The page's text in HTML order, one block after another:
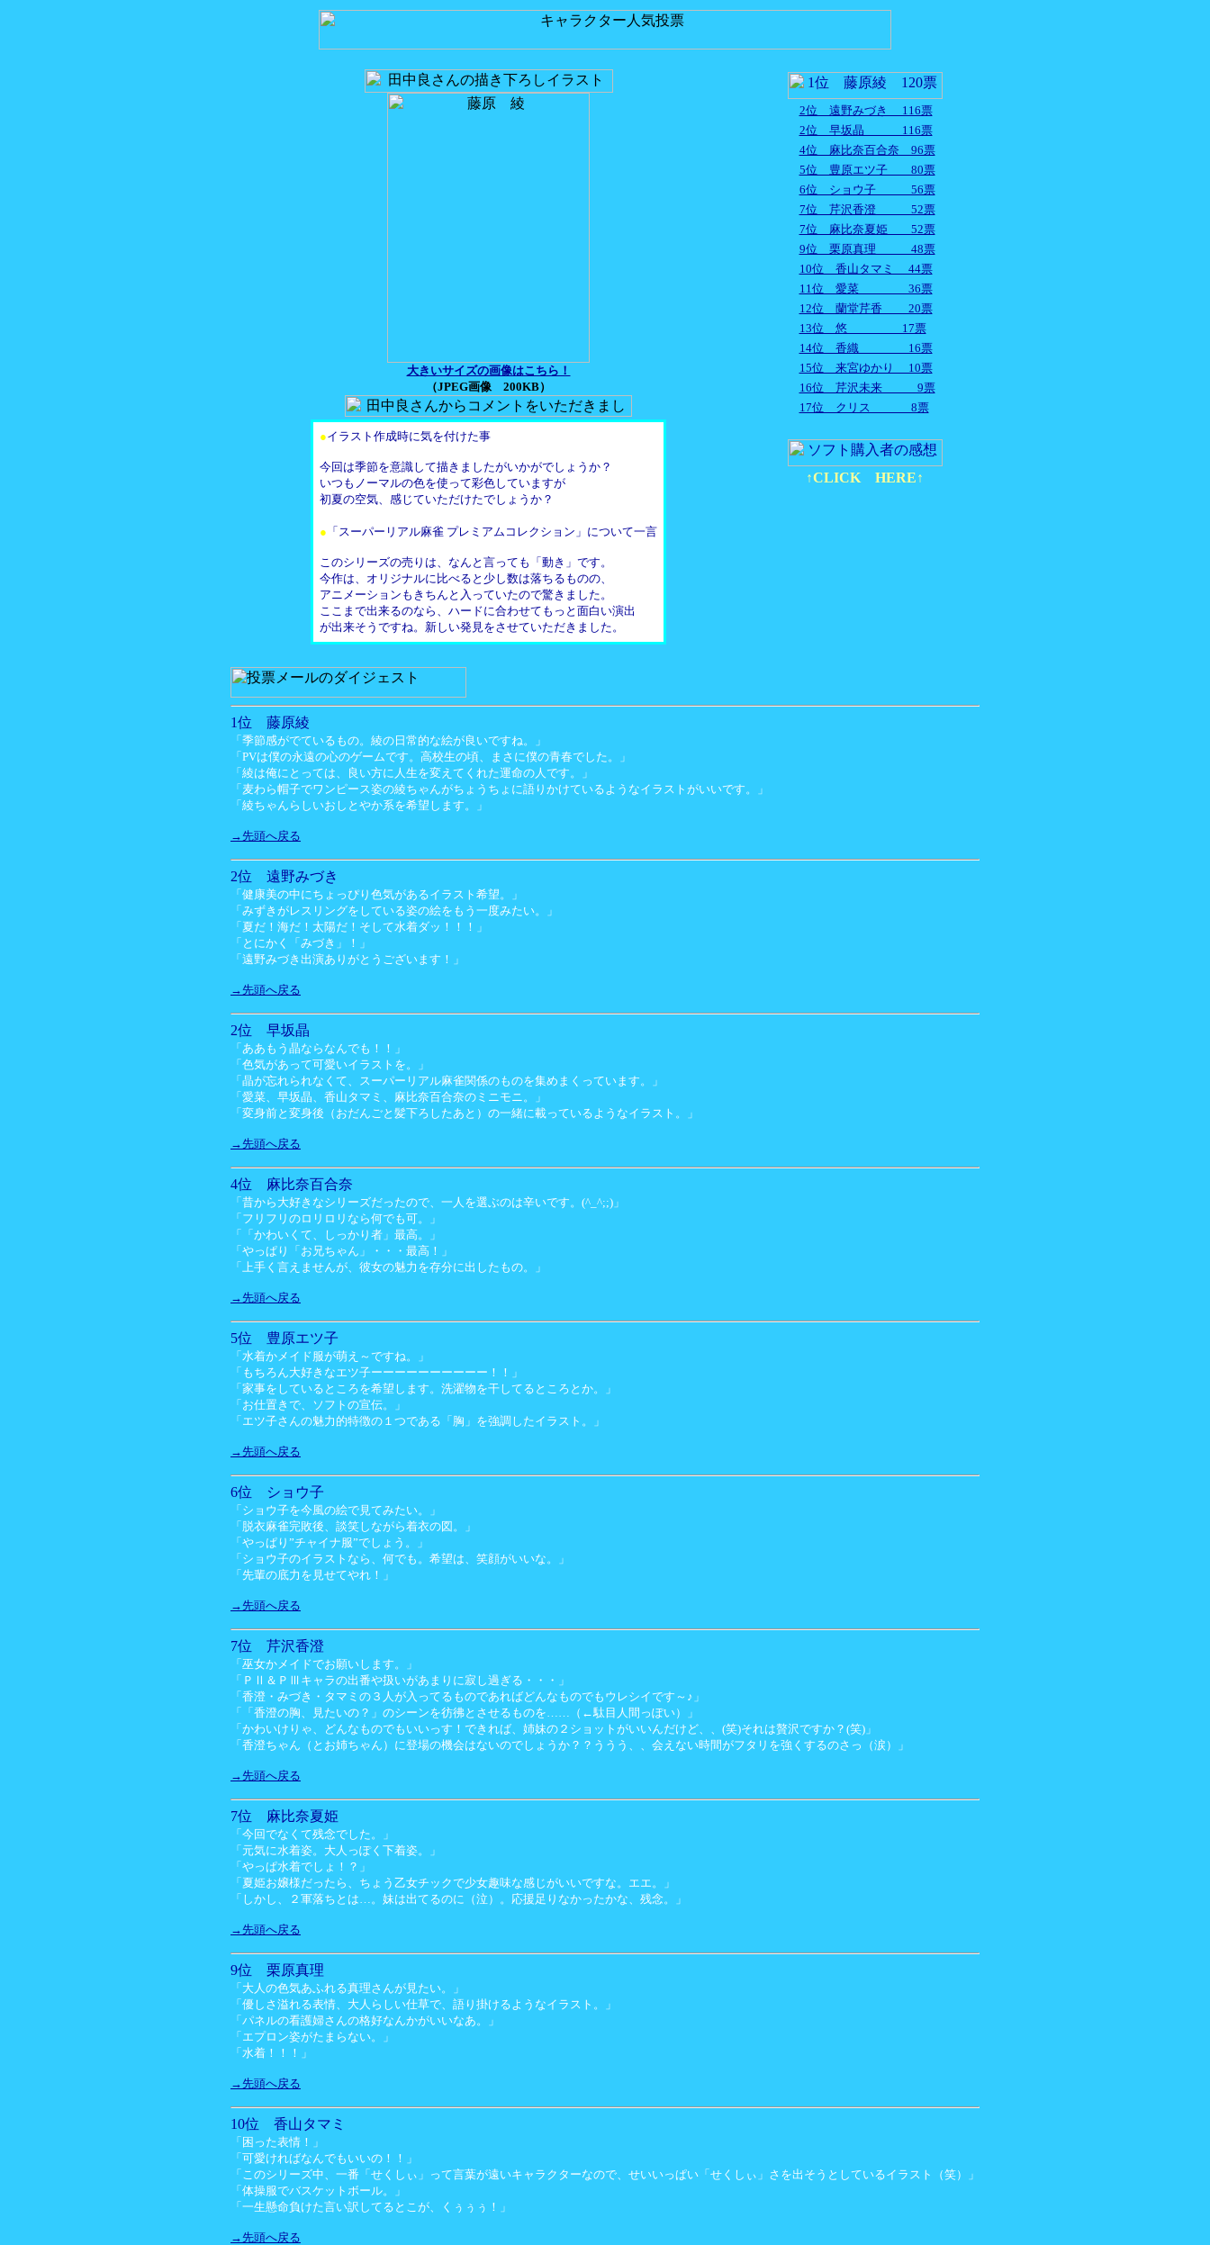
大きいサイズの画像はこちら！
（JPEG画像 200KB）
●イラスト作成時に気を付けた事
今回は季節を意識して描きましたがいかがでしょうか？
いつもノーマルの色を使って彩色していますが
初夏の空気、感じていただけたでしょうか？
● 「スーパーリアル麻雀 プレミアムコレクション」について一言
このシリーズの売りは、なんと言っても「動き」です。
今作は、オリジナルに比べると少し数は落ちるものの、
アニメーションもきちんと入っていたので驚きました。
ここまで出来るのなら、ハードに合わせてもっと面白い演出
が出来そうですね。新しい発見をさせていただきました。
2位 遠野みづき 116票
2位 早坂晶 116票
4位 麻比奈百合奈 96票
5位 豊原エツ子 80票
6位 ショウ子 56票
7位 芹沢香澄 52票
7位 麻比奈夏姫 52票
9位 栗原真理 48票
10位 香山タマミ 44票
11位 愛菜 36票
12位 蘭堂芹香 20票
13位 悠 17票
14位 香織 16票
15位 来宮ゆかり 10票
16位 芹沢未来 9票
17位 クリス 8票
↑CLICK HERE↑
1位 藤原綾
「季節感がでているもの。綾の日常的な絵が良いですね。」
「PVは僕の永遠の心のゲームです。高校生の頃、まさに僕の青春でした。」
「綾は俺にとっては、良い方に人生を変えてくれた運命の人です。」
「麦わら帽子でワンピース姿の綾ちゃんがちょうちょに語りかけているようなイラストがいいです。」
「綾ちゃんらしいおしとやか系を希望します。」
→先頭へ戻る
2位 遠野みづき
「健康美の中にちょっぴり色気があるイラスト希望。」
「みずきがレスリングをしている姿の絵をもう一度みたい。」
「夏だ！海だ！太陽だ！そして水着ダッ！！！」
「とにかく「みづき」！」
「遠野みづき出演ありがとうございます！」
→先頭へ戻る
2位 早坂晶
「ああもう晶ならなんでも！！」
「色気があって可愛いイラストを。」
「晶が忘れられなくて、スーパーリアル麻雀関係のものを集めまくっています。」
「愛菜、早坂晶、香山タマミ、麻比奈百合奈のミニモニ。」
「変身前と変身後（おだんごと髪下ろしたあと）の一緒に載っているようなイラスト。」
→先頭へ戻る
4位 麻比奈百合奈
「昔から大好きなシリーズだったので、一人を選ぶのは辛いです。(^_^;;)」
「フリフリのロリロリなら何でも可。」
「「かわいくて、しっかり者」最高。」
「やっぱり「お兄ちゃん」・・・最高！」
「上手く言えませんが、彼女の魅力を存分に出したもの。」
→先頭へ戻る
5位 豊原エツ子
「水着かメイド服が萌え～ですね。」
「もちろん大好きなエツ子ーーーーーーーーーー！！」
「家事をしているところを希望します。洗濯物を干してるところとか。」
「お仕置きで、ソフトの宣伝。」
「エツ子さんの魅力的特徴の１つである「胸」を強調したイラスト。」
→先頭へ戻る
6位 ショウ子
「ショウ子を今風の絵で見てみたい。」
「脱衣麻雀完敗後、談笑しながら着衣の図。」
「やっぱり”チャイナ服”でしょう。」
「ショウ子のイラストなら、何でも。希望は、笑顔がいいな。」
「先輩の底力を見せてやれ！」
→先頭へ戻る
7位 芹沢香澄
「巫女かメイドでお願いします。」
「ＰⅡ＆ＰⅢキャラの出番や扱いがあまりに寂し過ぎる・・・」
「香澄・みづき・タマミの３人が入ってるものであればどんなものでもウレシイです～♪」
「「香澄の胸、見たいの？」のシーンを彷彿とさせるものを……（←駄目人間っぽい）」
「かわいけりゃ、どんなものでもいいっす！できれば、姉妹の２ショットがいいんだけど、、(笑)それは贅沢ですか？(笑)」
「香澄ちゃん（とお姉ちゃん）に登場の機会はないのでしょうか？？ううう、、会えない時間がフタリを強くするのさっ（涙）」
→先頭へ戻る
7位 麻比奈夏姫
「今回でなくて残念でした。」
「元気に水着姿。大人っぽく下着姿。」
「やっぱ水着でしょ！？」
「夏姫お嬢様だったら、ちょう乙女チックで少女趣味な感じがいいですな。エエ。」
「しかし、２軍落ちとは…。妹は出てるのに（泣）。応援足りなかったかな、残念。」
→先頭へ戻る
9位 栗原真理
「大人の色気あふれる真理さんが見たい。」
「優しさ溢れる表情、大人らしい仕草で、語り掛けるようなイラスト。」
「パネルの看護婦さんの格好なんかがいいなあ。」
「エプロン姿がたまらない。」
「水着！！！」
→先頭へ戻る
10位 香山タマミ
「困った表情！」
「可愛ければなんでもいいの！！」
「このシリーズ中、一番「せくしぃ」って言葉が遠いキャラクターなので、せいいっぱい「せくしぃ」さを出そうとしているイラスト（笑）」
「体操服でバスケットボール。」
「一生懸命負けた言い訳してるとこが、くぅぅぅ！」
→先頭へ戻る